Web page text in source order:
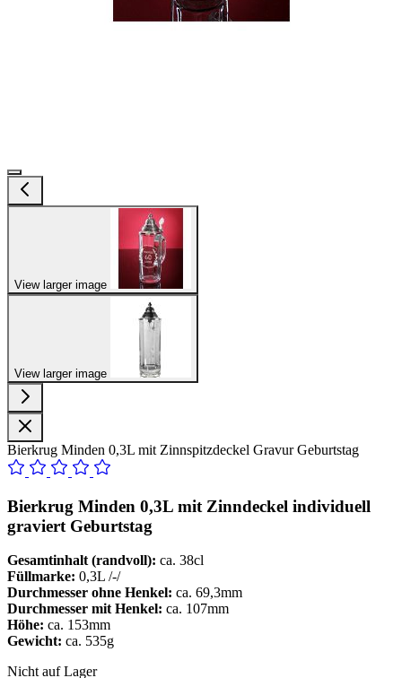
View larger image
View larger image
Bierkrug Minden 0,3L mit Zinnspitzdeckel Gravur Geburtstag
Bierkrug Minden 0,3L mit Zinndeckel individuell
graviert Geburtstag
Gesamtinhalt (randvoll): ca. 38cl
Füllmarke: 0,3L /-/
Durchmesser ohne Henkel: ca. 69,3mm
Durchmesser mit Henkel: ca. 107mm
Höhe: ca. 153mm
Gewicht: ca. 535g
Nicht auf Lager